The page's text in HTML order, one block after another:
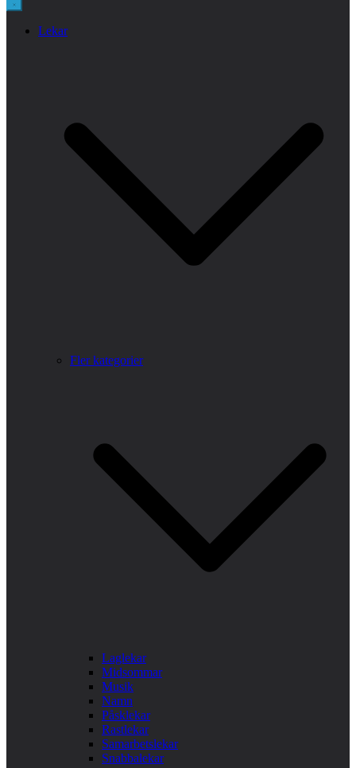
Lekar
Fler kategorier
Laglekar
Midsommar
Musik
Namn
Påsklekar
Rastlekar
Samarbetslekar
Snabbalekar